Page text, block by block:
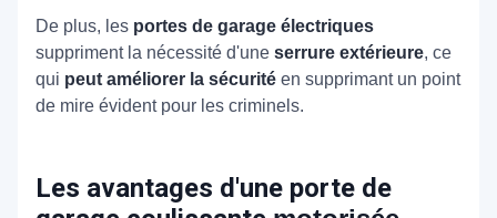
De plus, les portes de garage électriques
suppriment la nécessité d'une serrure extérieure, ce
qui peut améliorer la sécurité en supprimant un point
de mire évident pour les criminels.
Les avantages d'une porte de